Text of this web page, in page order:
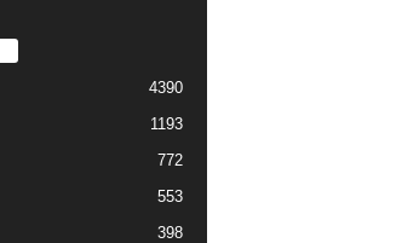
4390
1193
772
553
398